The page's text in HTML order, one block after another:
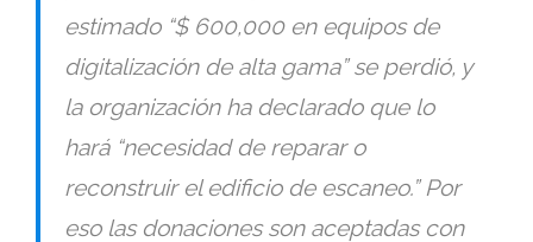
estimado “$ 600,000 en equipos de
digitalización de alta gama” se perdió, y
la organización ha declarado que lo
hará “necesidad de reparar o
reconstruir el edificio de escaneo.” Por
eso las donaciones son aceptadas con